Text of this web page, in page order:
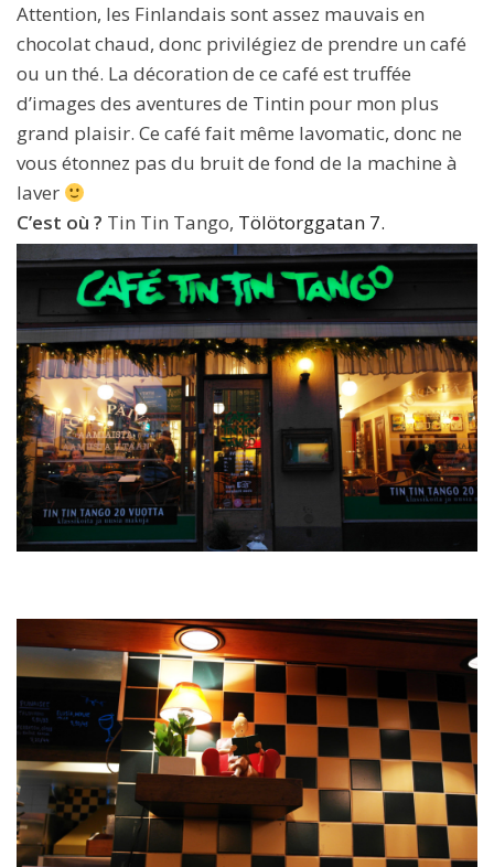
Attention, les Finlandais sont assez mauvais en
chocolat chaud, donc privilégiez de prendre un café
ou un thé. La décoration de ce café est truffée
d’images des aventures de Tintin pour mon plus
grand plaisir. Ce café fait même lavomatic, donc ne
vous étonnez pas du bruit de fond de la machine à
laver
C’est où ? Tin Tin Tango, Tölötorggatan 7.